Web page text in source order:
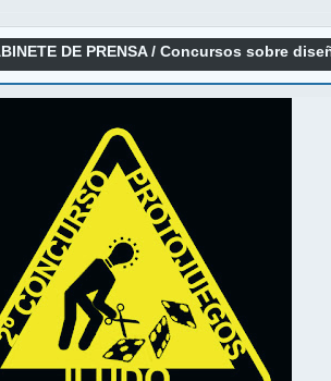
DE PRENSA/Concursos sobre